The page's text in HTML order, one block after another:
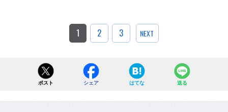
1 2 3 NEXT
ポスト シェア はてな 送る